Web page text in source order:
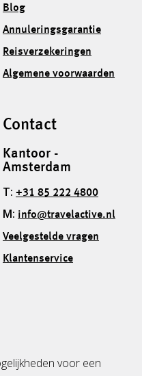
Blog
Annuleringsgarantie
Reisverzekeringen
Algemene voorwaarden
Contact
Kantoor -
Amsterdam
T: +31 85 222 4800
M: info@travelactive.nl
Veelgestelde vragen
Klantenservice
voor een